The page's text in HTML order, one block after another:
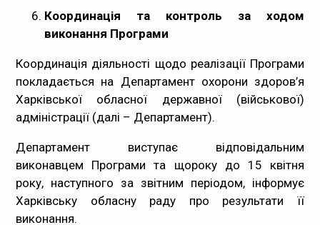
Координація та контроль за ходом
виконання Програми
Координація діяльності щодо реалізації Програми
покладається на Департамент охорони здоров’я
Харківської обласної державної (військової)
адміністрації (далі – Департамент).
Департамент виступає відповідальним
виконавцем Програми та щороку до 15 квітня
року, наступного за звітним періодом, інформує
Харківську обласну раду про результати її
виконання.